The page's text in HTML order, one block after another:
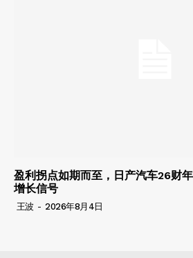
盈利拐点如期而至，日产汽车26财
增长信号
王波 - 2026年8月4日